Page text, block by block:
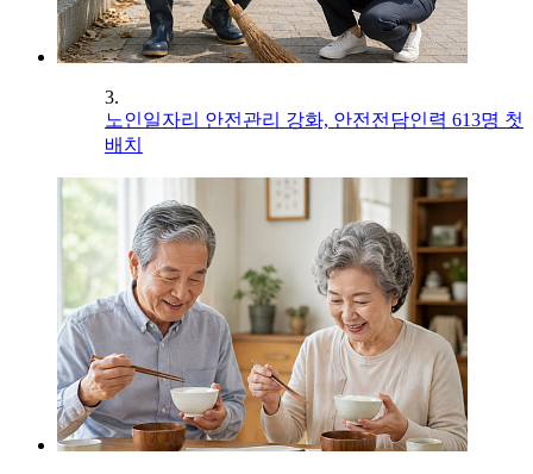
3.
노인일자리 안전관리 강화, 안전전담인력 613명 첫
배치